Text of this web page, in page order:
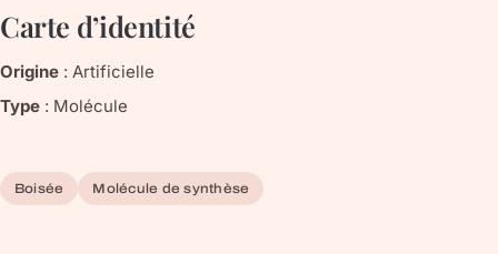
Carte d’identité
Origine : Artificielle
Type : Molécule
Boisée Molécule de synthèse